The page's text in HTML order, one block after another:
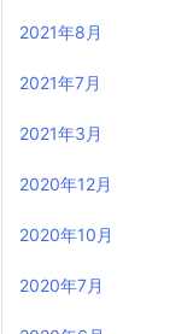
2021年8月
2021年7月
2021年3月
2020年12月
2020年10月
2020年7月